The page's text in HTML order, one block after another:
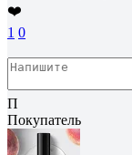
❤️
1 0
П
Покупатель